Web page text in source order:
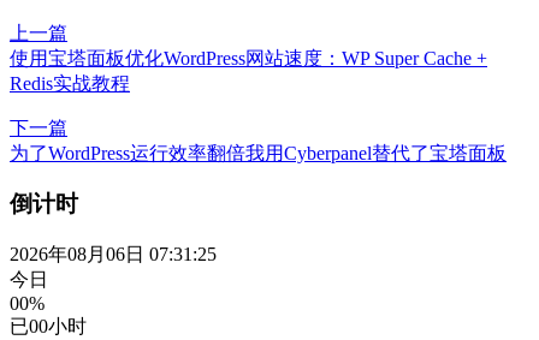
上一篇
使用宝塔面板优化WordPress网站速度：WP Super Cache +
Redis实战教程
下一篇
为了WordPress运行效率翻倍我用Cyberpanel替代了宝塔面板
倒计时
2026年08月06日 07:31:26
今日
00%
已00小时